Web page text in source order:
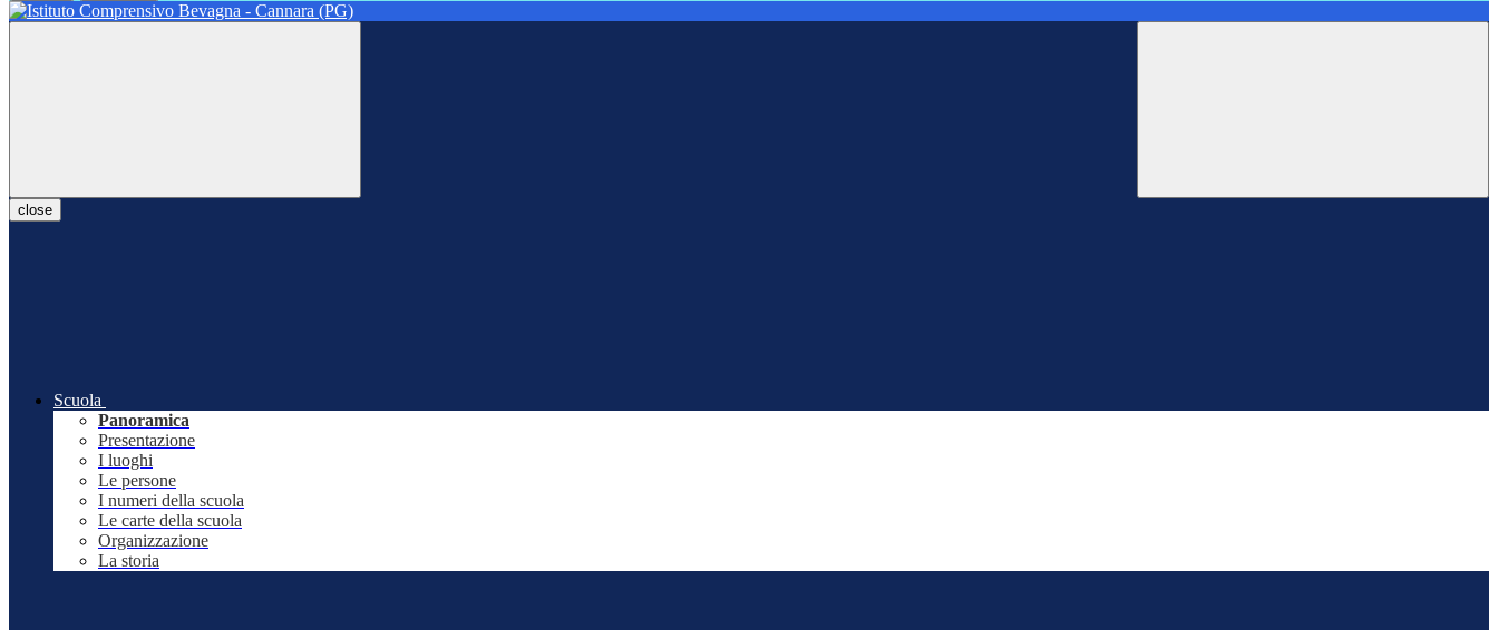
close
Scuola
Panoramica
Presentazione
I luoghi
Le persone
I numeri della scuola
Le carte della scuola
Organizzazione
La storia